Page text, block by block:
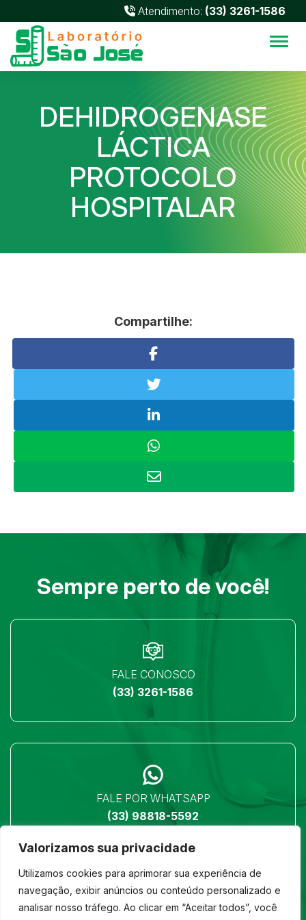
Valorizamos sua privacidade
Utilizamos cookies para aprimorar sua experiência de
navegação, exibir anúncios ou conteúdo personalizado e
analisar nosso tráfego. Ao clicar em “Aceitar todos”, você
Atendimento: (33) 3261-1586
DEHIDROGENASE
LÁCTICA
PROTOCOLO
HOSPITALAR
Compartilhe:
Sempre perto de você!
FALE CONOSCO
(33) 3261-1586
FALE POR WHATSAPP
(33) 98818-5592